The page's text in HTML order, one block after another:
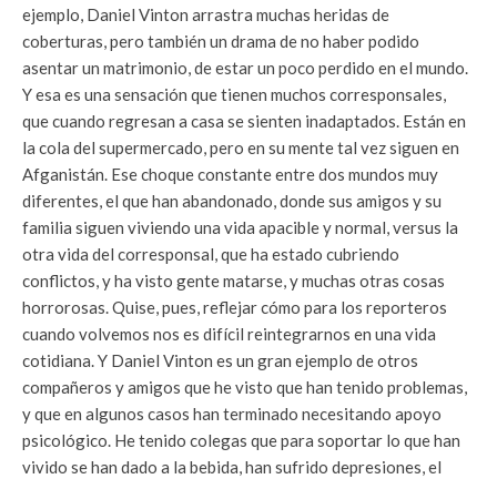
ejemplo, Daniel Vinton arrastra muchas heridas de
coberturas, pero también un drama de no haber podido
asentar un matrimonio, de estar un poco perdido en el mundo.
Y esa es una sensación que tienen muchos corresponsales,
que cuando regresan a casa se sienten inadaptados. Están en
la cola del supermercado, pero en su mente tal vez siguen en
Afganistán. Ese choque constante entre dos mundos muy
diferentes, el que han abandonado, donde sus amigos y su
familia siguen viviendo una vida apacible y normal, versus la
otra vida del corresponsal, que ha estado cubriendo
conflictos, y ha visto gente matarse, y muchas otras cosas
horrorosas. Quise, pues, reflejar cómo para los reporteros
cuando volvemos nos es difícil reintegrarnos en una vida
cotidiana. Y Daniel Vinton es un gran ejemplo de otros
compañeros y amigos que he visto que han tenido problemas,
y que en algunos casos han terminado necesitando apoyo
psicológico. He tenido colegas que para soportar lo que han
vivido se han dado a la bebida, han sufrido depresiones, el